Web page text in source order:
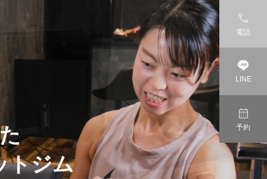

電話

LINE

予約
トジム